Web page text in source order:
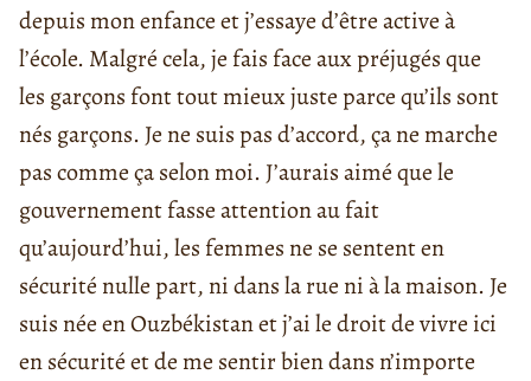
depuis mon enfance et j’essaye d’être active à
l’école. Malgré cela, je fais face aux préjugés que
les garçons font tout mieux juste parce qu’ils sont
nés garçons. Je ne suis pas d’accord, ça ne marche
pas comme ça selon moi. J’aurais aimé que le
gouvernement fasse attention au fait
qu’aujourd’hui, les femmes ne se sentent en
sécurité nulle part, ni dans la rue ni à la maison. Je
suis née en Ouzbékistan et j’ai le droit de vivre ici
en sécurité et de me sentir bien dans n’importe